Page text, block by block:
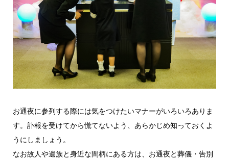
お通夜に参列する際には気をつけたいマナーがいろいろありま
す。訃報を受けてから慌てないよう、あらかじめ知っておくよ
うにしましょう。
なお故人や遺族と身近な間柄にある方は、お通夜と葬儀・告別